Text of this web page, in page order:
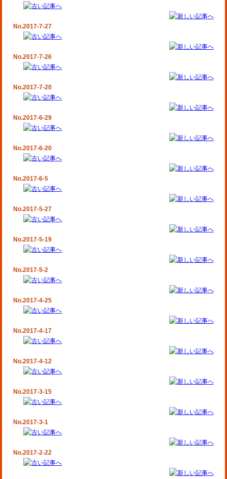
No.2017-7-27
No.2017-7-26
No.2017-7-20
No.2017-6-29
No.2017-6-20
No.2017-6-5
No.2017-5-27
No.2017-5-19
No.2017-5-2
No.2017-4-25
No.2017-4-17
No.2017-4-12
No.2017-3-15
No.2017-3-1
No.2017-2-22